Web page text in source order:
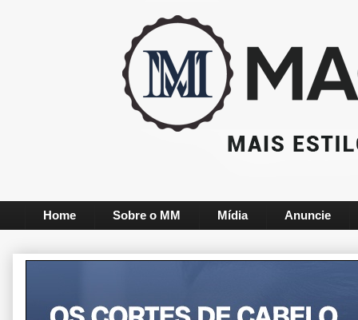
Home Sobre o MM Mídia Anuncie